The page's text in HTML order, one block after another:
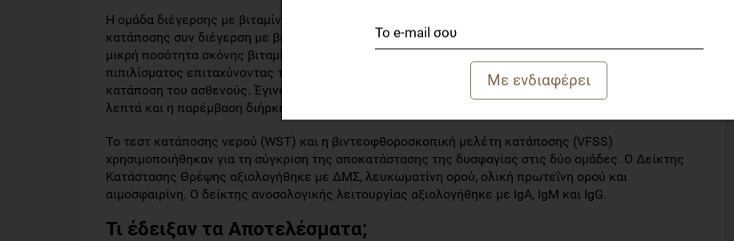
Η ομάδα διέγερσης με βιταμίνη C (ομάδα VC) βασίζεται στην τακτική εκπαίδευση αποκατάστασης
κατάποσης συν διέγερση με βιταμίνη C. Τα δάχτυλα του ασθενούς καθαρίζονται και στη συνέχεια μια
μικρή ποσότητα σκόνης βιταμίνης C βυθίζεται στα δάχτυλα για να εκτελέσει μια ενέργεια
πιπιλίσματος επιταχύνοντας την κίνηση του μάγουλου και του κόγχου μυός, βελτιώνοντας έτσι την
κατάποση του ασθενούς. Έγιναν 5 με 6 εκπαιδεύσεις κάθε φορά, η διάρκεια της καθεμιάς ήταν 15
λεπτά και η παρέμβαση διήρκησε 2 εβδομάδες. Η δόση ήταν 2 δισκία την ημέρα (0,2 g/ημέρα).
Το τεστ κατάποσης νερού (WST) και η βιντεοφθοροσκοπική μελέτη κατάποσης (VFSS)
χρησιμοποιήθηκαν για τη σύγκριση της αποκατάστασης της δυσφαγίας στις δύο ομάδες. Ο Δείκτης
Κατάστασης Θρέψης αξιολογήθηκε με ΔΜΣ, λευκωματίνη ορού, ολική πρωτεΐνη ορού και
αιμοσφαιρίνη. Ο δείκτης ανοσολογικής λειτουργίας αξιολογήθηκε με IgA, IgM και IgG.
Τι έδειξαν τα Aποτελέσματα;